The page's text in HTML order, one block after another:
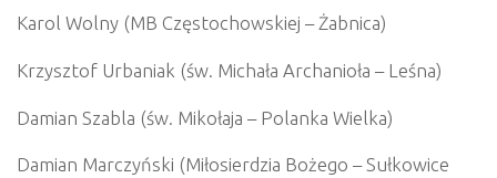
Karol Wolny (MB Częstochowskiej – Żabnica)
Krzysztof Urbaniak (św. Michała Archanioła – Leśna)
Damian Szabla (św. Mikołaja – Polanka Wielka)
Damian Marczyński (Miłosierdzia Bożego – Sułkowice